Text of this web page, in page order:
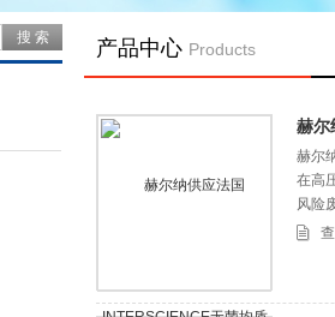
产品中心 Products
赫尔
赫尔
在高
风险